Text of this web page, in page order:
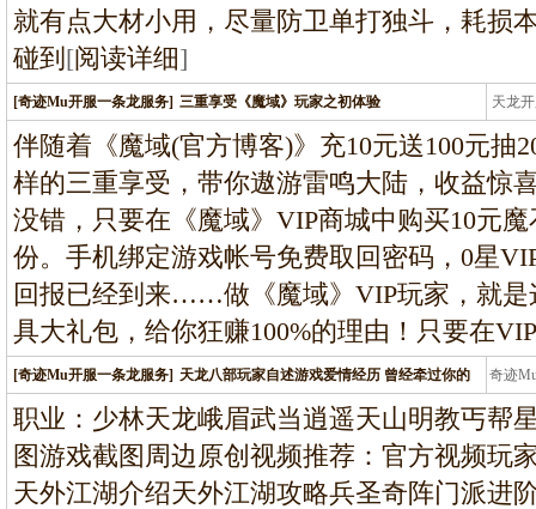
就有点大材小用，尽量防卫单打独斗，耗损
碰到 [阅读详细]
[奇迹Mu开服一条龙服务] 三重享受《魔域》玩家之初体验 天龙
龙
伴随着《魔域(官方博客)》充10元送100元抽
样的三重享受，带你遨游雷鸣大陆，收益惊
没错，只要在《魔域》VIP商城中购买10元
份。手机绑定游戏帐号免费取回密码，0星
回报已经到来……做《魔域》VIP玩家，就是
具大礼包，给你狂赚100%的理由！只要在
[奇迹Mu开服一条龙服务] 天龙八部玩家自述游戏爱情经历 曾经牵过你的 奇迹
条
职业：少林天龙峨眉武当逍遥天山明教丐帮
图游戏截图周边原创视频推荐：官方视频玩
天外江湖介绍天外江湖攻略兵圣奇阵门派进